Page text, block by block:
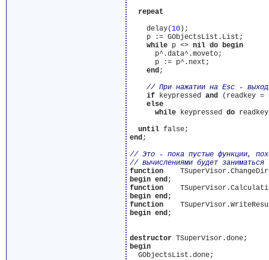
repeat
    delay(
10);
    p := GObjectsList.List;
while p <> nil do begin
      p^.data^.moveto;
      p := p^.next;
end;
if keypressed and (readkey =
else
while keypressed do
until
end;
function
begin end
function
begin end
function
begin end;
destructor
begin
  GObjectsList.done;